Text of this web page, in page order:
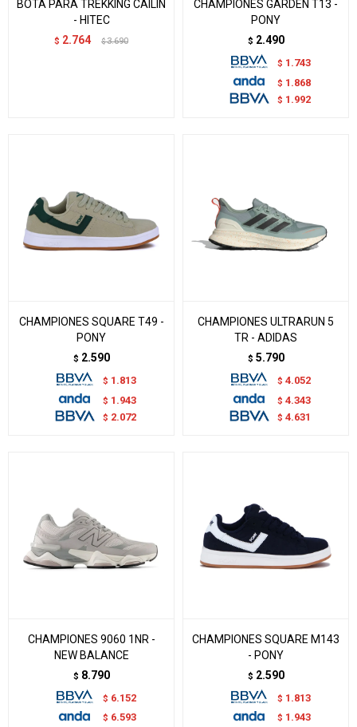
BOTA PARA TREKKING CAILIN
- HITEC
$ 2.764 $ 3.690
CHAMPIONES GARDEN T13 -
PONY
$ 2.490
$ 1.743
$ 1.868
$ 1.992
CHAMPIONES SQUARE T49 -
PONY
$ 2.590
$ 1.813
$ 1.943
$ 2.072
CHAMPIONES ULTRARUN 5
TR - ADIDAS
$ 5.790
$ 4.052
$ 4.343
$ 4.631
CHAMPIONES 9060 1NR -
NEW BALANCE
$ 8.790
$ 6.152
$ 6.593
CHAMPIONES SQUARE M143
- PONY
$ 2.590
$ 1.813
$ 1.943